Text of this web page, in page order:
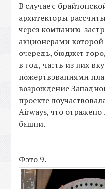
В случае с
архитекторы
через компанию-
акционерами
очередь, бюджет
в год, часть из них
пожертвованиями
возрождение
проекте
Airways, что
башни.
Фото 9.